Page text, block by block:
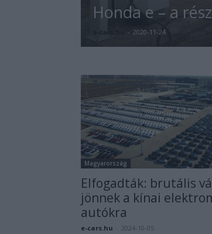
Honda e – a
- 2020-11-24
Magyarország
Elfogadták: brutális
jönnek a kínai
autókra
e-cars.hu 2024-10-05